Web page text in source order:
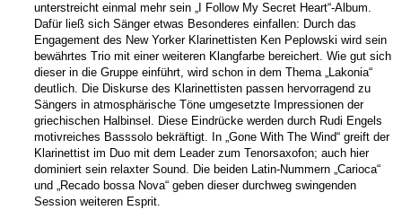
unterstreicht einmal mehr sein „I Follow My Secret Heart“-Album.
Dafür ließ sich Sänger etwas Besonderes einfallen: Durch das
Engagement des New Yorker Klarinettisten Ken Peplowski wird sein
bewährtes Trio mit einer weiteren Klangfarbe bereichert. Wie gut sich
dieser in die Gruppe einführt, wird schon in dem Thema „Lakonia“
deutlich. Die Diskurse des Klarinettisten passen hervorragend zu
Sängers in atmosphärische Töne umgesetzte Impressionen der
griechischen Halbinsel. Diese Eindrücke werden durch Rudi Engels
motivreiches Basssolo bekräftigt. In „Gone With The Wind“ greift der
Klarinettist im Duo mit dem Leader zum Tenorsaxofon; auch hier
dominiert sein relaxter Sound. Die beiden Latin-Nummern „Carioca“
und „Recado bossa Nova“ geben dieser durchweg swingenden
Session weiteren Esprit.